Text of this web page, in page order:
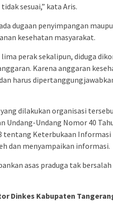
sesuai,” kata Aris.
dugaan penyimpangan
kesehatan masyarakat.
perak sekalipun, diduga
Karena anggaran
harus
dilakukan organisasi
Undang-Undang Nomor 40
tentang Keterbukaan
dan menyampaikan informasi.
asas praduga tak
Dinkes Kabupaten